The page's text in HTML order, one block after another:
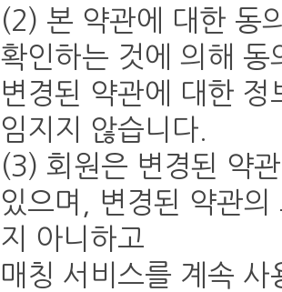
(2) 본 약관에 대한 동
확인하는 것에 의해 동
변경된 약관에 대한
임지지 않습니다.
(3) 회원은 변경된 약
있으며, 변경된 약관
지 아니하고
매칭 서비스를 계속